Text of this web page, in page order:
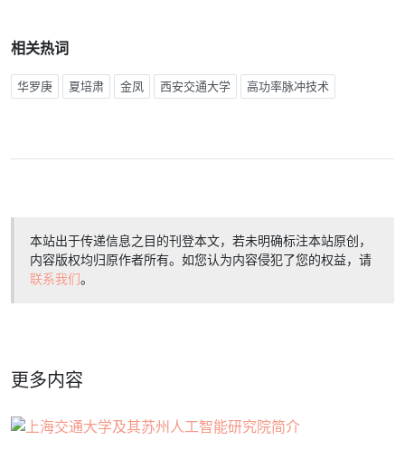
相关热词
华罗庚 夏培肃 金凤 西安交通大学 高功率脉冲技术
本站出于传递信息之目的刊登本文，若未明确标注本站原创，
内容版权均归原作者所有。如您认为内容侵犯了您的权益，请
联系我们。
更多内容